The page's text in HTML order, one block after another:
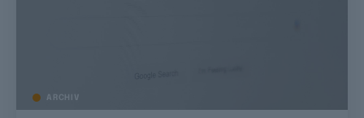
ARCHIV